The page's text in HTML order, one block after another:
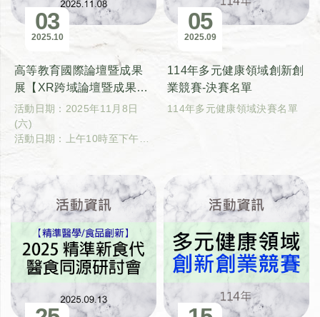
03
10
2025
高等教育國際論壇暨成果
展【XR跨域論壇暨成果
展】
活動日期：2025年11月8日
(六)
活動日期：上午10時至下午5
教學館1F、2F、3F
05
09
2025
114年多元健康領域創新創
業競賽-決賽名單
114年多元健康領域決賽名單